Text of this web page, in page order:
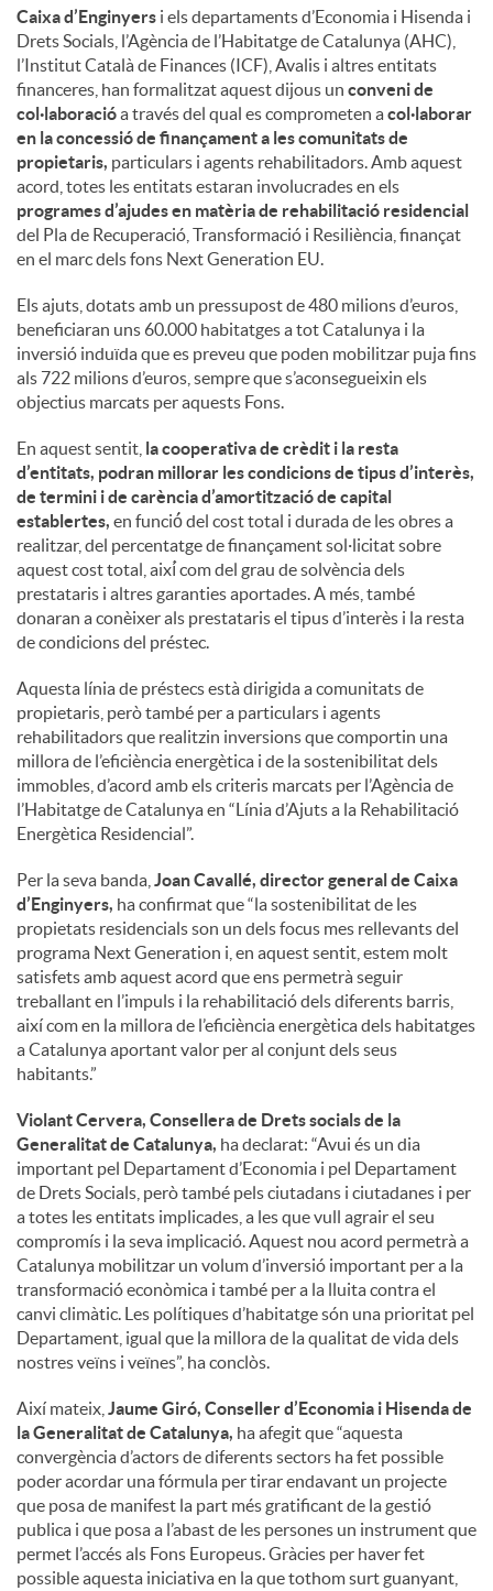
Caixa d’Enginyers i els departaments d’Economia i Hisenda i
Drets Socials, l’Agència de l’Habitatge de Catalunya (AHC),
l’Institut Català de Finances (ICF), Avalis i altres entitats
financeres, han formalitzat aquest dijous un conveni de
col·laboracióa través del qual es comprometen acol·laborar
en la concessió de finançament a les comunitats de
propietaris, particulars i agents rehabilitadors. Amb aquest
acord, totes les entitats estaran involucrades en els
programes d’ajudes en matèria de rehabilitació residencial
del Pla de Recuperació, Transformació i Resiliència, finançat
en el marc dels fons Next Generation EU.
Els ajuts, dotats amb un pressupost de 480 milions d’euros,
beneficiaran uns 60.000 habitatges a tot Catalunya i la
inversió induïda que es preveu que poden mobilitzar puja fins
als 722 milions d’euros, sempre que s’aconsegueixin els
objectius marcats per aquests Fons.
En aquest sentit, la cooperativa de crèdit i la resta
d’entitats, podran millorar les condicions de tipus d’interès,
de termini i de carència d’amortització de capital
establertes, en funció́ del cost total i durada de les obres a
realitzar, del percentatge de finançament sol·licitat sobre
aquest cost total, així́ com del grau de solvència dels
prestataris i altres garanties aportades. A més, també
donaran a conèixer als prestataris el tipus d’interès i la resta
de condicions del préstec.
Aquesta línia de préstecs està dirigida a comunitats de
propietaris, però també per a particulars i agents
rehabilitadors que realitzin inversions que comportin una
millora de l’eficiència energètica i de la sostenibilitat dels
immobles, d’acord amb els criteris marcats per l’Agència de
l’Habitatge de Catalunya en “Línia d’Ajuts a la Rehabilitació
Energètica Residencial”.
Per la seva banda, Joan Cavallé, director general de Caixa
d’Enginyers, ha confirmat que “la sostenibilitat de les
propietats residencials son un dels focus mes rellevants del
programa Next Generation i, en aquest sentit, estem molt
satisfets amb aquest acord que ens permetrà seguir
treballant en l’impuls i la rehabilitació dels diferents barris,
així com en la millora de l’eficiència energètica dels habitatges
a Catalunya aportant valor per al conjunt dels seus
habitants.”
Violant Cervera, Consellera de Drets socials de la
Generalitat de Catalunya, ha declarat: “Avui és un dia
important pel Departament d’Economia i pel Departament
de Drets Socials, però també pels ciutadans i ciutadanes i per
a totes les entitats implicades, a les que vull agrair el seu
compromís i la seva implicació. Aquest nou acord permetrà a
Catalunya mobilitzar un volum d’inversió important per a la
transformació econòmica i també per a la lluita contra el
canvi climàtic. Les polítiques d’habitatge són una prioritat pel
Departament, igual que la millora de la qualitat de vida dels
nostres veïns i veïnes”, ha conclòs.
Així mateix, Jaume Giró, Conseller d’Economia i Hisenda de
la Generalitat de Catalunya, ha afegit que “aquesta
convergència d’actors de diferents sectors ha fet possible
poder acordar una fórmula per tirar endavant un projecte
que posa de manifest la part més gratificant de la gestió
publica i que posa a l’abast de les persones un instrument que
permet l’accés als Fons Europeus. Gràcies per haver fet
possible aquesta iniciativa en la que tothom surt guanyant,